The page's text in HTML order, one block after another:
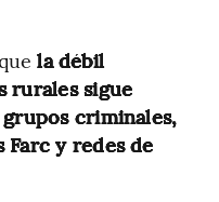
la débil
rurales sigue
criminales,
y redes de